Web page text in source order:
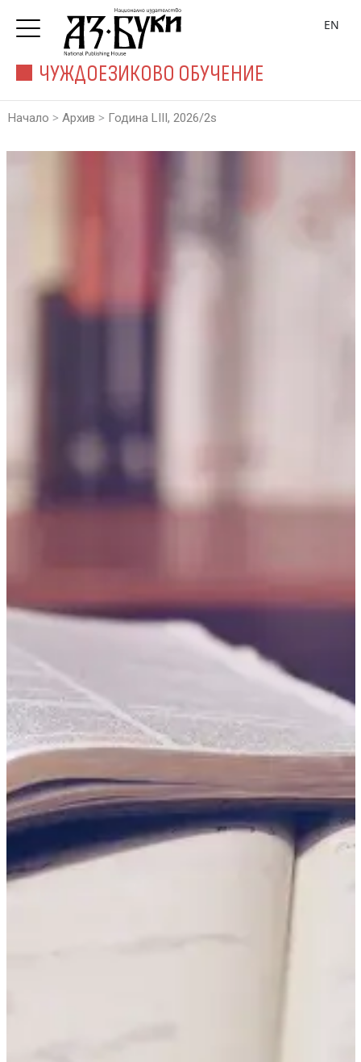
ЧУЖДОЕЗИКОВО ОБУЧЕНИЕ
EN
Начало > Архив > Година LIII, 2026/2s